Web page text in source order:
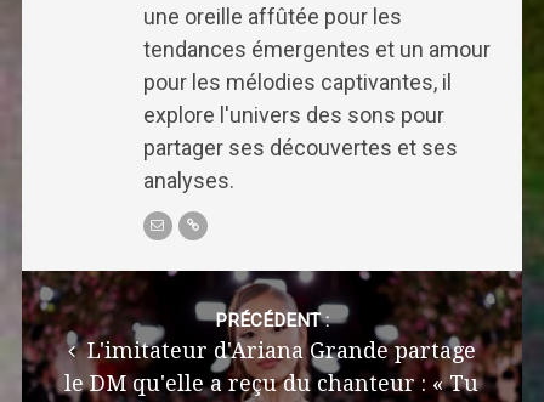
une oreille affûtée pour les
tendances émergentes et un amour
pour les mélodies captivantes, il
explore l'univers des sons pour
partager ses découvertes et ses
analyses.
Post
navigation
PRÉCÉDENT :
L'imitateur d'Ariana Grande partage
le DM qu'elle a reçu du chanteur : « Tu